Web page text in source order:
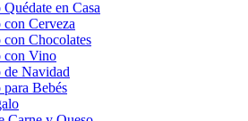
en Casa
con Cerveza
con Chocolates
con Vino
de Navidad
para Bebés